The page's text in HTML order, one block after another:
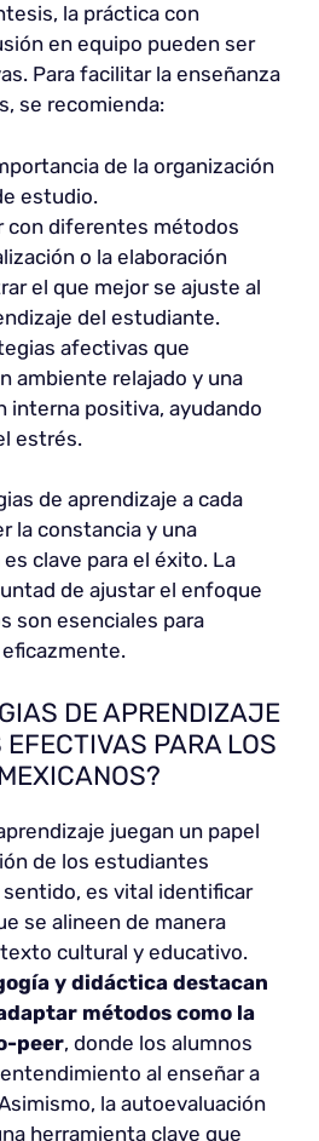
la práctica con
en equipo pueden ser
Para facilitar la enseñanza
se recomienda:
de la organización
estudio.
con diferentes métodos
o la elaboración
el que mejor se ajuste al
del estudiante.
afectivas que
ambiente relajado y una
interna positiva, ayudando
estrés.
de aprendizaje a cada
la constancia y una
clave para el éxito. La
de ajustar el enfoque
son esenciales para
DE APRENDIZAJE
PARA LOS
juegan un papel
de los estudiantes
es vital identificar
se alineen de manera
cultural y educativo.
y didáctica destacan
métodos como la
peer, donde los alumnos
al enseñar a
la autoevaluación
herramienta clave que